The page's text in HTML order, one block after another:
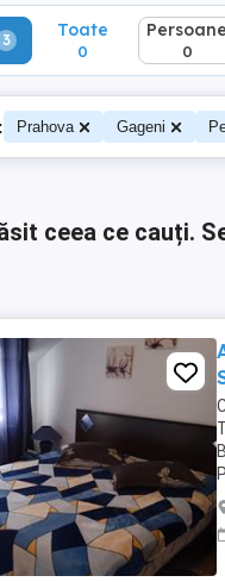
3 Toate
0
Persoane
0
Prahova Gageni
ceea ce cauți.